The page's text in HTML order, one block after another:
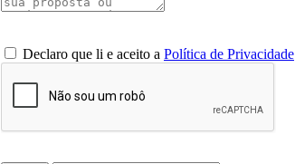
Declaro que li e aceito a Política de Privacidade